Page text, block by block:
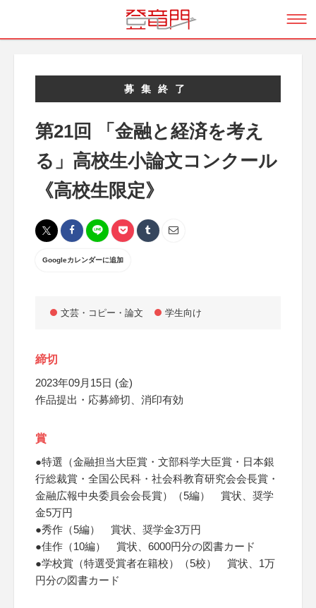
募集終了
第21回 「金融と経済を考え
る」高校生小論文コンクール
《高校生限定》
Googleカレンダーに追加
文芸・コピー・論文 学生向け
締切
2023年09月15日 (金)
作品提出・応募締切、消印有効
賞
●特選（金融担当大臣賞・文部科学大臣賞・日本銀
行総裁賞・全国公民科・社会科教育研究会会長賞・
金融広報中央委員会会長賞）（5編） 賞状、奨学
金5万円
●秀作（5編） 賞状、奨学金3万円
●佳作（10編） 賞状、6000円分の図書カード
●学校賞（特選受賞者在籍校）（5校） 賞状、1万
円分の図書カード